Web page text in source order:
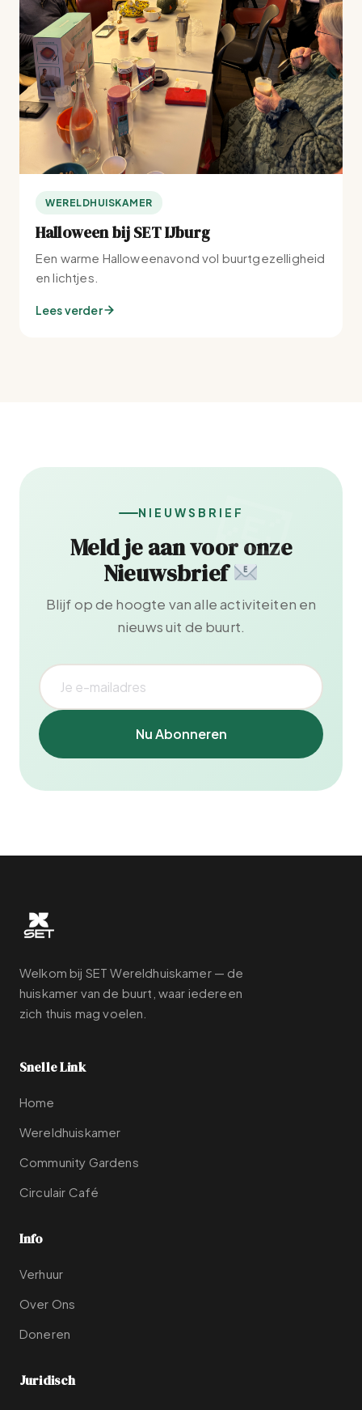
WERELDHUISKAMER
Halloween bij SET IJburg
Een warme Halloweenavond vol buurtgezelligheid
en lichtjes.
Lees verder
NIEUWSBRIEF
Meld je aan voor onze
Nieuwsbrief
Blijf op de hoogte van alle activiteiten en
nieuws uit de buurt.
Nu Abonneren
Welkom bij SET Wereldhuiskamer — de
huiskamer van de buurt, waar iedereen
zich thuis mag voelen.
Snelle Link
Home
Wereldhuiskamer
Community Gardens
Circulair Café
Info
Verhuur
Over Ons
Doneren
Juridisch